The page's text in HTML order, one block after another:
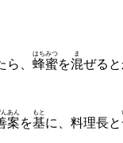
、 蜂蜜
はちみつ
を混
ま
ぜると
案
あん
を基
もと
に、料理長と